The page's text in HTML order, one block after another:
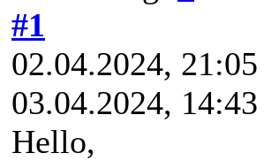
#1
02.04.2024, 21:05
03.04.2024,
Hello,